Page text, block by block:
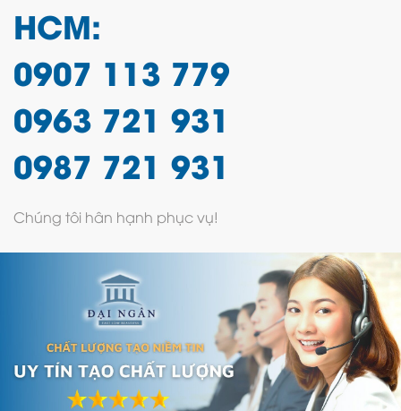
HCM:
0907 113 779
0963 721 931
0987 721 931
Chúng tôi hân hạnh phục vụ!